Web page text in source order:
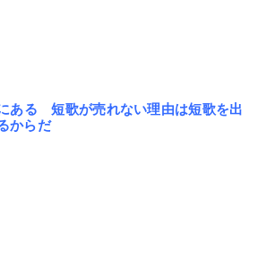
ある 短歌が売れない理由は短歌を出
からだ